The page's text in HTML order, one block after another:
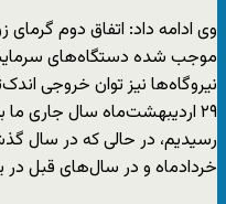
وی ادامه داد: اتفاق دوم
موجب شده دستگاه‌های
نیروگاه‌ها نیز توان خروجی
خردادماه و در سال‌های قبل در